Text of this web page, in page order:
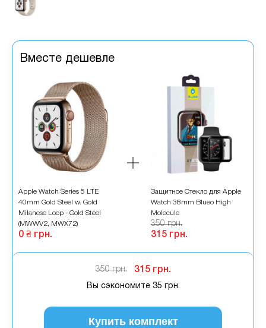
Вместе дешевле
Apple Watch Series 5 LTE
40mm Gold Steel w. Gold
Milanese Loop - Gold Steel
(MWWV2, MWX72)
0 ₴ грн.
Защитное Стекло для Apple
Watch 38mm Blueo High
Molecule
350 грн.
315 грн.
350 грн. 315 грн.
Вы сэкономите 35 грн.
Купить комплект